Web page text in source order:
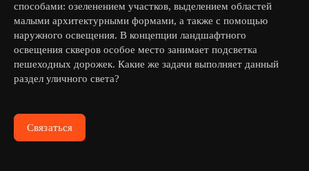
способами: озеленением участков, выделением областей
малыми архитектурными формами, а также с помощью
наружного освещения. В концепции ландшафтного
освещения скверов особое место занимает подсветка
пешеходных дорожек. Какие же задачи выполняет данный
раздел уличного света?
Связаться